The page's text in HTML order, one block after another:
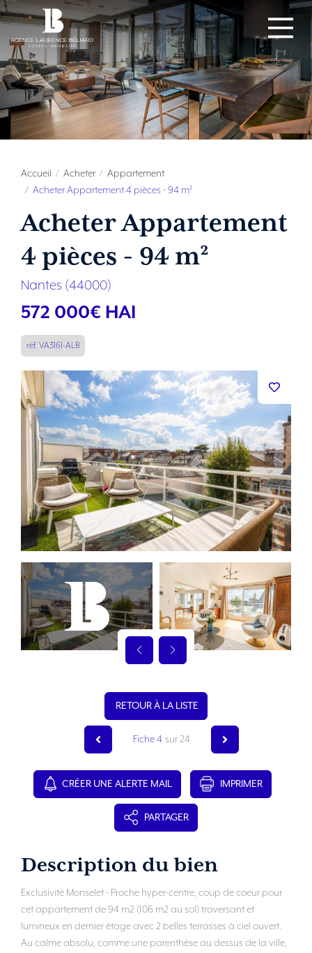
Accueil Acheter
Appartement
Acheter Appartement 4 pièces - 94 m²
Acheter Appartement
4 pièces - 94 m²
Nantes (44000)
572 000€ HAI
réf. VA3161-ALB
RETOUR À LA LISTE
Fiche 4 sur 24
CRÉER UNE ALERTE MAIL IMPRIMER
PARTAGER
Description du bien
Exclusivité Monselet - Proche hyper-centre, coup de coeur pour
cet appartement de 94 m2 (106 m2 au sol) traversant et
lumineux en dernier étage avec 2 belles terrasses à ciel ouvert.
Au calme absolu, comme une parenthèse au dessus de la ville,